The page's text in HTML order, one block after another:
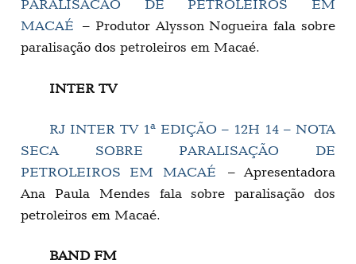
PARALISACÃO DE PETROLEIROS EM
MACAÉ – Produtor Alysson Nogueira fala sobre
paralisação dos petroleiros em Macaé.
INTER TV
RJ INTER TV 1ª EDIÇÃO – 12H 14 – NOTA
SECA SOBRE PARALISAÇÃO DE
PETROLEIROS EM MACAÉ – Apresentadora
Ana Paula Mendes fala sobre paralisação dos
petroleiros em Macaé.
BAND FM